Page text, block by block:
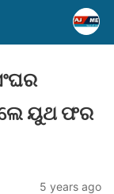
ୟୁଥ ଫର
5 years ago